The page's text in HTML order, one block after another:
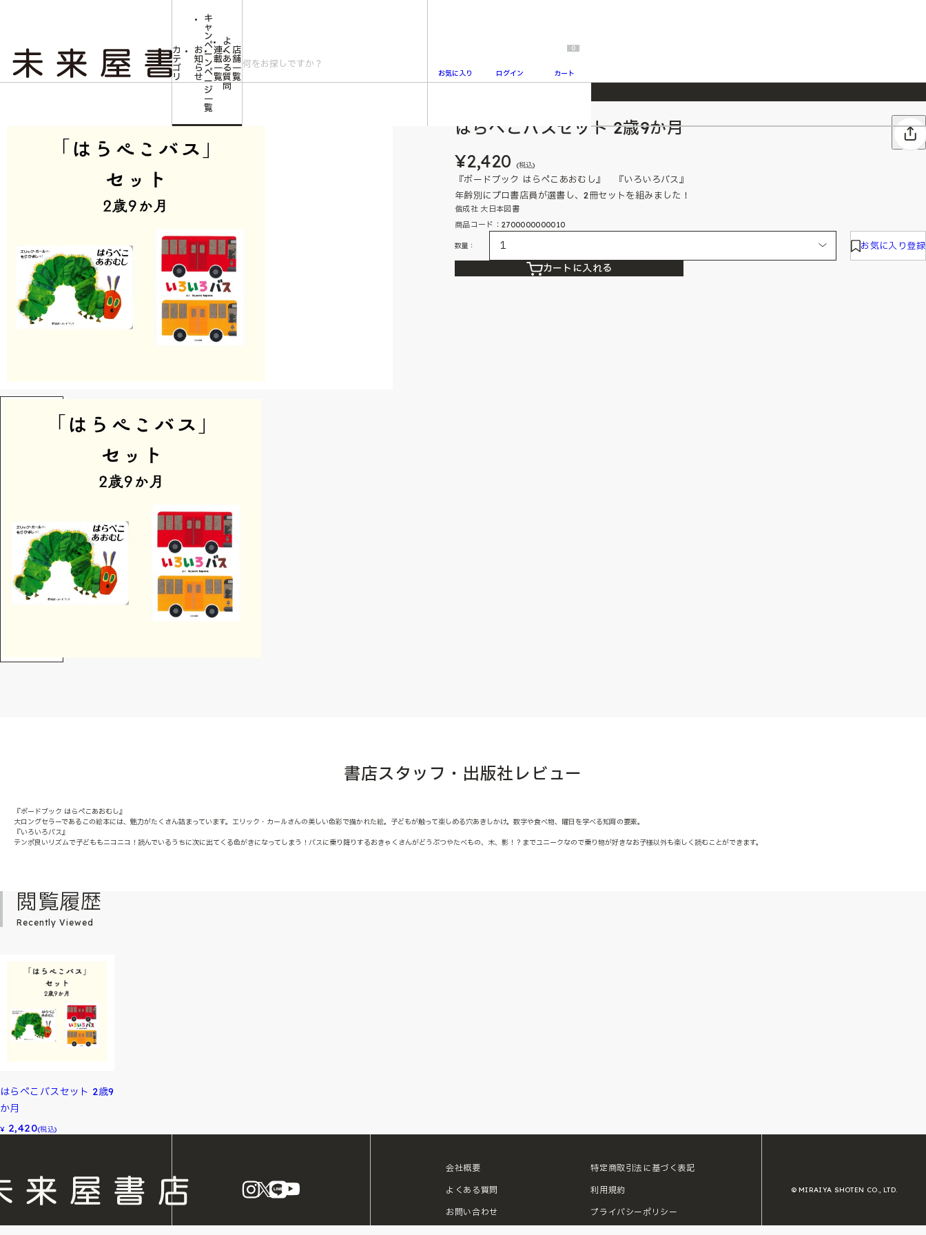
2026/7/23 『ONE PIECE magazine 021 ONE PIECEカード付き同梱版』発売延期のご案内
カ
テ
ゴ
リ
お
知
ら
せ
キ
ャ
ン
ペ
ー
ン
ペ
ー
ジ
一
覧
連
載
一
覧
よ
く
あ
る
質
問
店
舗
一
覧
お気に入り ログイン
0
カート
はらぺこバスセット 2歳9か月
はらぺこバスセット 2歳9か月
¥2,420 (税込)
『ボードブック はらぺこあおむし』 『いろいろバス』
年齢別にプロ書店員が選書し、2冊セットを組みました！
偕成社 大日本図書
商品コード：2700000000010
数量： お気に入り登録
カートに入れる
書店スタッフ・出版社レビュー
『ボードブック はらぺこあおむし』
大ロングセラーであるこの絵本には、魅力がたくさん詰まっています。エリック・カールさんの美しい色彩で描かれた絵。子どもが触って楽しめる穴あきしかけ。数字や食べ物、曜日を学べる知育の要素。
『いろいろバス』
テンポ良いリズムで子どももニコニコ！読んでいるうちに次に出てくる色がきになってしまう！バスに乗り降りするおきゃくさんがどうぶつやたべもの、木、影！？までユニークなので乗り物が好きなお子様以外も楽しく読むことができます。
閲覧履歴
Recently Viewed
はらぺこバスセット 2歳9
か月
¥ 2,420(税込)
instagram
X LINE
会社概要
よくある質問
お問い合わせ
特定商取引法に基づく表記
利用規約
プライバシーポリシー
© MIRAIYA SHOTEN CO., LTD.